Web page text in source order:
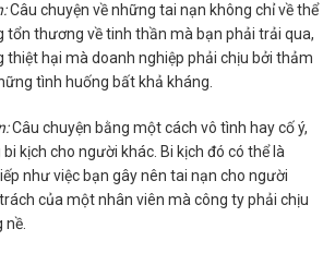
Câu chuyện về những tai nạn không chỉ về thể
tổn thương về tinh thần mà bạn phải trải qua,
thiệt hại mà doanh nghiệp phải chịu bởi thảm
tình huống bất khả kháng.
Câu chuyện bằng một cách vô tình hay cố ý,
kịch cho người khác. Bi kịch đó có thể là
như việc bạn gây nên tai nạn cho người
của một nhân viên mà công ty phải chịu
nề.